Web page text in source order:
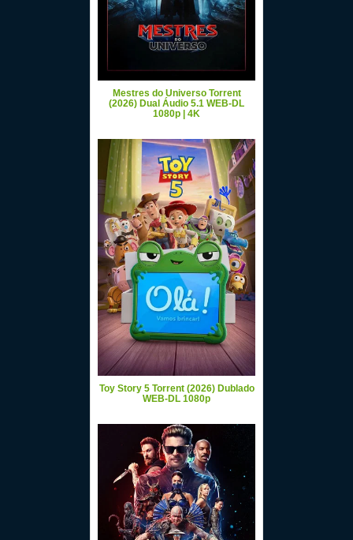
Mestres do Universo Torrent
(2026) Dual Áudio 5.1 WEB-DL
1080p | 4K
Toy Story 5 Torrent (2026) Dublado
WEB-DL 1080p